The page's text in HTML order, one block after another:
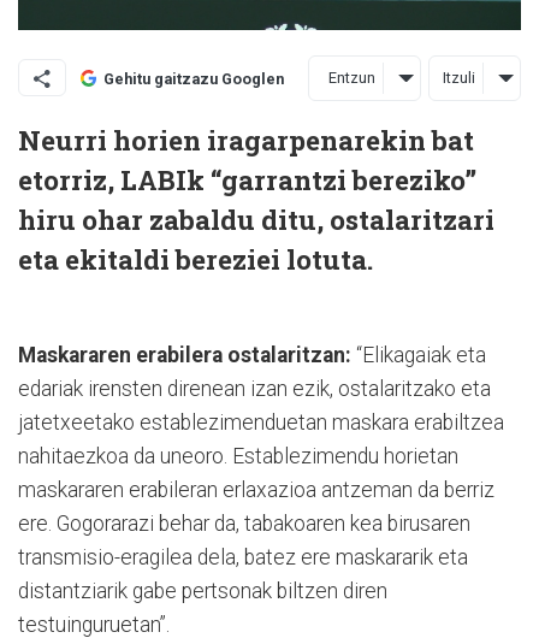
Gehitu gaitzazu Googlen Entzun Itzuli
Neurri horien iragarpenarekin bat
etorriz, LABIk “garrantzi bereziko”
hiru ohar zabaldu ditu, ostalaritzari
eta ekitaldi bereziei lotuta.
Maskararen erabilera ostalaritzan: “Elikagaiak eta
edariak irensten direnean izan ezik, ostalaritzako eta
jatetxeetako establezimenduetan maskara erabiltzea
nahitaezkoa da uneoro. Establezimendu horietan
maskararen erabileran erlaxazioa antzeman da berriz
ere. Gogorarazi behar da, tabakoaren kea birusaren
transmisio-eragilea dela, batez ere maskararik eta
distantziarik gabe pertsonak biltzen diren
testuinguruetan”.